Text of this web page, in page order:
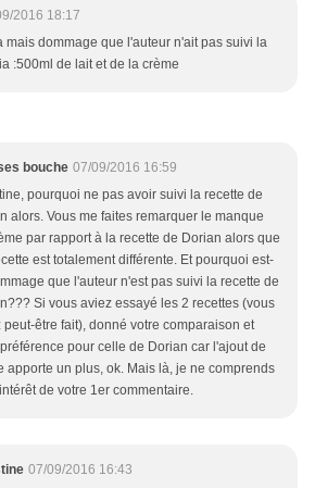
2016 18:17
mais dommage que l'auteur n'ait pas suivi la
:500ml de lait et de la crème
bouche 07/09/2016 16:59
pourquoi ne pas avoir suivi la recette de
alors. Vous me faites remarquer le manque
par rapport à la recette de Dorian alors que
est totalement différente. Et pourquoi est-
que l'auteur n'est pas suivi la recette de
Si vous aviez essayé les 2 recettes (vous
peut-être fait), donné votre comparaison et
pour celle de Dorian car l'ajout de
apporte un plus, ok. Mais là, je ne comprends
de votre 1er commentaire.
07/09/2016 16:43